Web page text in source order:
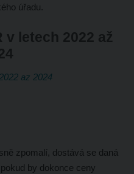
úřadu.
v letech 2022 až
zpomalí, dostává se daná
by dokonce ceny